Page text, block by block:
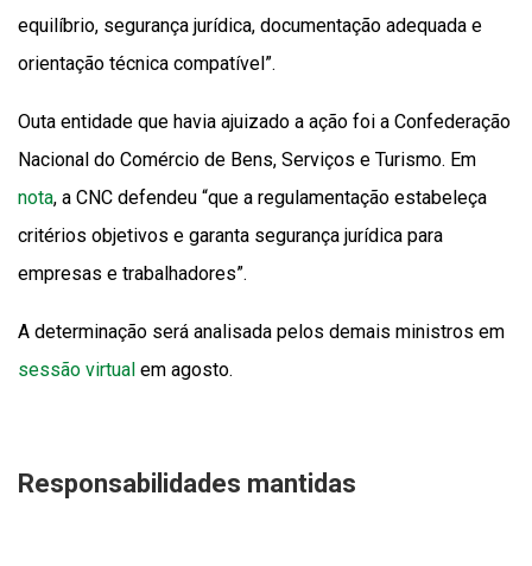
equilíbrio, segurança jurídica, documentação adequada e
orientação técnica compatível”.
Outa entidade que havia ajuizado a ação foi a Confederação
Nacional do Comércio de Bens, Serviços e Turismo. Em
nota, a CNC defendeu “que a regulamentação estabeleça
critérios objetivos e garanta segurança jurídica para
empresas e trabalhadores”.
A determinação será analisada pelos demais ministros em
sessão virtual em agosto.
Responsabilidades mantidas